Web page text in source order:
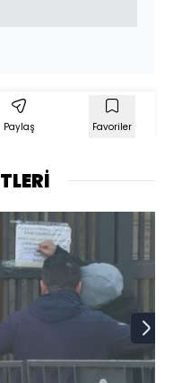
Paylaş Favoriler